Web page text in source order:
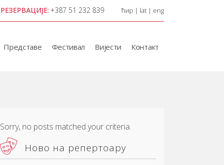
РЕЗЕРВАЦИЈЕ: +387 51 232 839 ћир | lat | eng
Представе Фестивал Вијести Контакт
Sorry, no posts matched your criteria.
Ново на репертоару